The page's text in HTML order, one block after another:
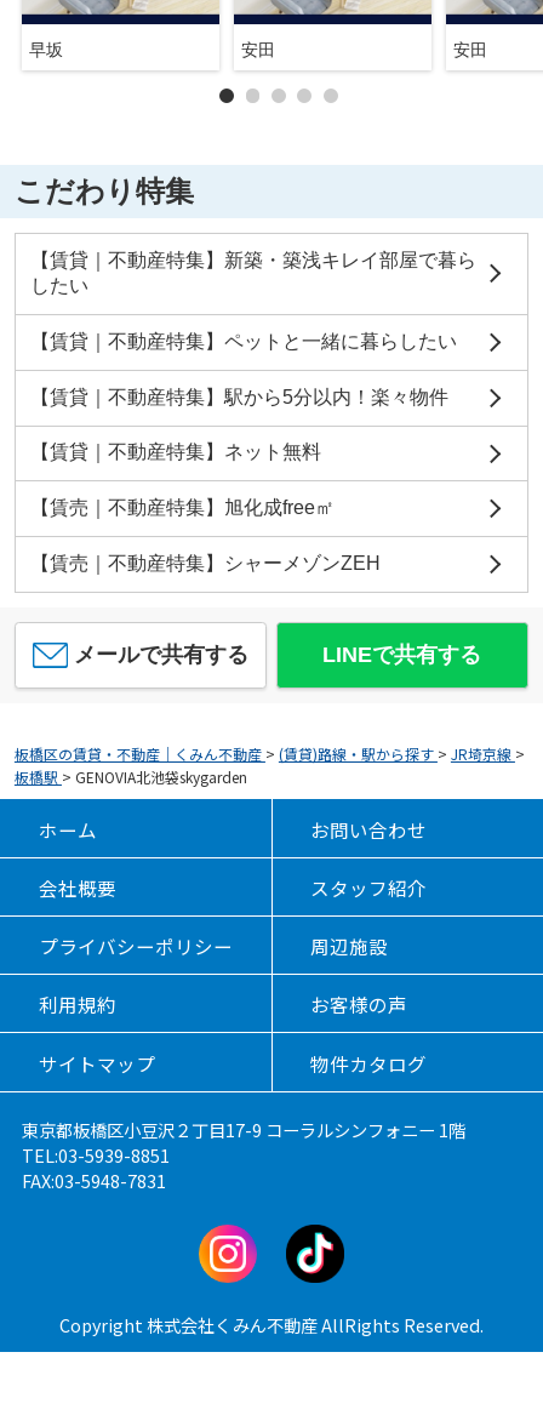
早坂 安田 安田
こだわり特集
【賃貸｜不動産特集】新築・築浅キレイ部屋で暮ら
したい
【賃貸｜不動産特集】ペットと一緒に暮らしたい
【賃貸｜不動産特集】駅から5分以内！楽々物件
【賃貸｜不動産特集】ネット無料
【賃売｜不動産特集】旭化成free㎡
【賃売｜不動産特集】シャーメゾンZEH
メールで共有する LINEで共有する
板橋区の賃貸・不動産｜くみん不動産 > (賃貸)路線・駅から探す > JR埼京線 >
板橋駅 > GENOVIA北池袋skygarden
ホーム お問い合わせ
会社概要 スタッフ紹介
プライバシーポリシー 周辺施設
利用規約 お客様の声
サイトマップ 物件カタログ
東京都板橋区小豆沢２丁目17-9 コーラルシンフォニー 1階
TEL:03-5939-8851
FAX:03-5948-7831
Copyright 株式会社くみん不動産 AllRights Reserved.